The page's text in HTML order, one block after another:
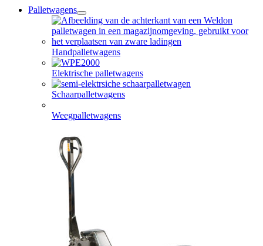
Palletwagens
open
dropdown
menu
Handpalletwagens
Elektrische palletwagens
Schaarpalletwagens
Weegpalletwagens